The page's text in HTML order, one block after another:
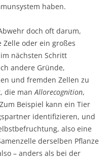
haben.
doch oft darum,
Zelle oder ein großes
nächsten Schritt
andere Gründe,
und fremden Zellen zu
die manAllorecognition,
Beispiel kann ein Tier
identifizieren, und
also eine
derselben Pflanze
– anders als bei der